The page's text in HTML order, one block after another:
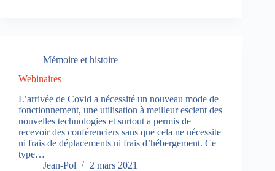
Mémoire et histoire
Webinaires
L’arrivée de Covid a nécessité un nouveau mode de
fonctionnement, une utilisation à meilleur escient des
nouvelles technologies et surtout a permis de
recevoir des conférenciers sans que cela ne nécessite
ni frais de déplacements ni frais d’hébergement. Ce
type…
Jean-Pol
2 mars 2021